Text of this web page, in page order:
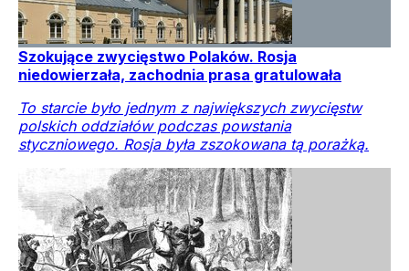
Szokujące zwycięstwo Polaków. Rosja
niedowierzała, zachodnia prasa gratulowała
To starcie było jednym z największych zwycięstw
polskich oddziałów podczas powstania
styczniowego. Rosja była zszokowana tą porażką.